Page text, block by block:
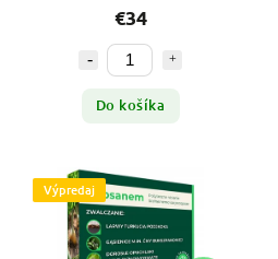
€34
Do košíka
Výpredaj